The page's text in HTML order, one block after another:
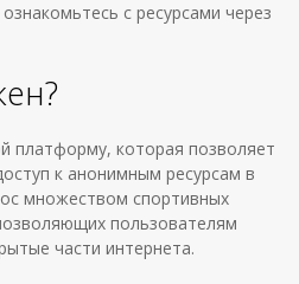
с ресурсами через
платформу, которая позволяет
к анонимным ресурсам в
множеством спортивных
пользователям
части интернета.